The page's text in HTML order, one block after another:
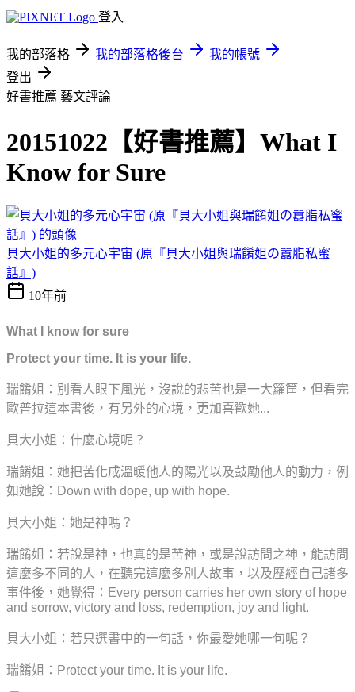
登入
我的部落格 我的部落格後台
我的帳號
登出
好書推薦 藝文評論
20151022【好書推薦】What I
Know for Sure
貝大小姐的多元心宇宙 (原『貝大小姐與瑞餚姐の囂脂私蜜
話』)
10年前
What I know for sure
Protect your time. It is your life.
瑞餚姐：別看人眼下風光，沒說的悲苦也是一大籮筐，但看完
歐普拉這本書後，有另外的心境，更加喜歡她...
貝大小姐：什麼心境呢？
瑞餚姐：她把苦化成溫暖他人的陽光以及鼓勵他人的動力，例
如她說：Down with dope, up with hope.
貝大小姐：她是神嗎？
瑞餚姐：若說是神，也真的是苦神，或是說訪問之神，能訪問
這麼多不同的人，在聽完這麼多別人故事，以及歷經自己諸多
事件後，她覺得：Every person carries her own story of hope
and sorrow, victory and loss, redemption, joy and light.
貝大小姐： 若只選書中的一句話， 你最愛她哪一句呢？
瑞餚姐：Protect your time. It is your life.